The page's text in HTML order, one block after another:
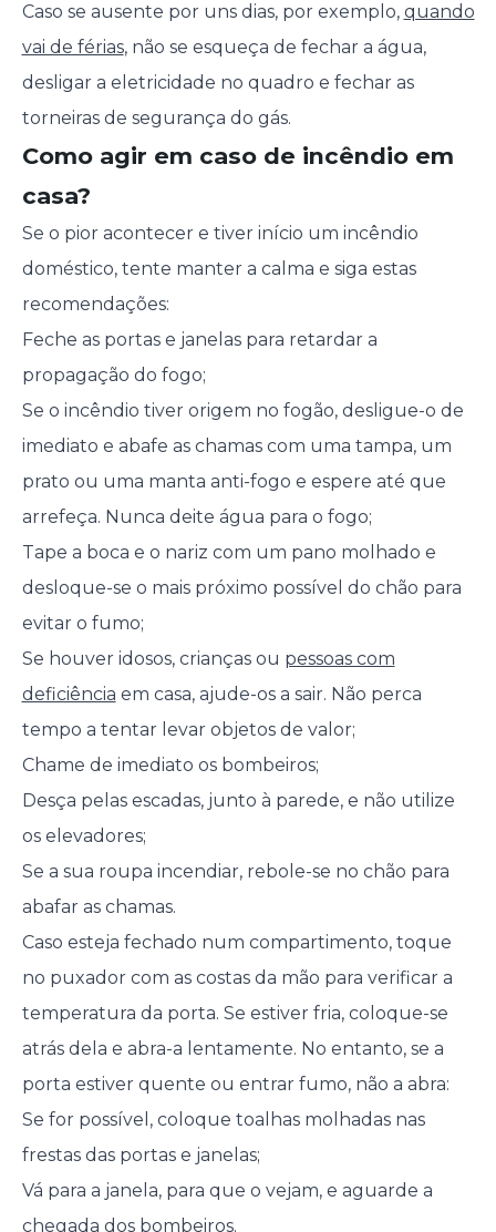
Caso se ausente por uns dias, por exemplo, quando
vai de férias, não se esqueça de fechar a água,
desligar a eletricidade no quadro e fechar as
torneiras de segurança do gás.
Como agir em caso de incêndio em
casa?
Se o pior acontecer e tiver início um incêndio
doméstico, tente manter a calma e siga estas
recomendações:
Feche as portas e janelas para retardar a
propagação do fogo;
Se o incêndio tiver origem no fogão, desligue-o de
imediato e abafe as chamas com uma tampa, um
prato ou uma manta anti-fogo e espere até que
arrefeça. Nunca deite água para o fogo;
Tape a boca e o nariz com um pano molhado e
desloque-se o mais próximo possível do chão para
evitar o fumo;
Se houver idosos, crianças ou pessoas com
deficiência em casa, ajude-os a sair. Não perca
tempo a tentar levar objetos de valor;
Chame de imediato os bombeiros;
Desça pelas escadas, junto à parede, e não utilize
os elevadores;
Se a sua roupa incendiar, rebole-se no chão para
abafar as chamas.
Caso esteja fechado num compartimento, toque
no puxador com as costas da mão para verificar a
temperatura da porta. Se estiver fria, coloque-se
atrás dela e abra-a lentamente. No entanto, se a
porta estiver quente ou entrar fumo, não a abra:
Se for possível, coloque toalhas molhadas nas
frestas das portas e janelas;
Vá para a janela, para que o vejam, e aguarde a
chegada dos bombeiros.